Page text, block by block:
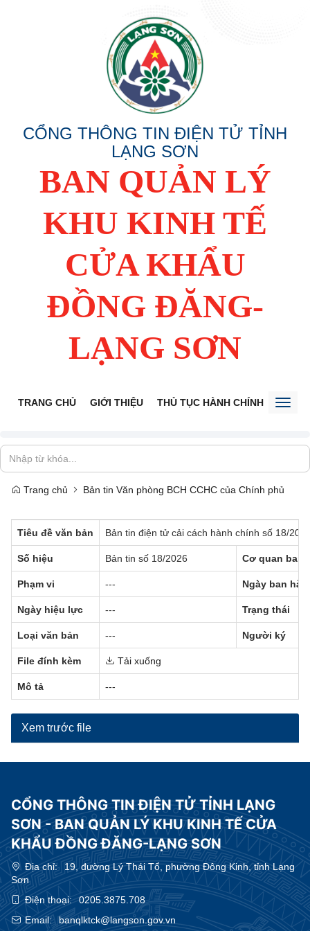
CỔNG THÔNG TIN ĐIỆN TỬ TỈNH
LẠNG SƠN
BAN QUẢN LÝ
KHU KINH TẾ
CỬA KHẨU
ĐỒNG ĐĂNG-
LẠNG SƠN
TRANG CHỦ GIỚI THIỆU THỦ TỤC HÀNH CHÍNH TIẾP
Trang chủ Bản tin Văn phòng BCH CCHC của Chính phủ
Tiêu đề văn bản Bản tin điện tử cải cách hành chính số 18/
Số hiệu Bản tin số 18/2026 Cơ quan ban
Phạm vi --- Ngày ban
Ngày hiệu lực --- Trạng thái
Loại văn bản --- Người ký
File đính kèm Tải xuống
Mô tả ---
Xem trước file
CỔNG THÔNG TIN ĐIỆN TỬ TỈNH LẠNG
SƠN - BAN QUẢN LÝ KHU KINH TẾ CỬA
KHẨU ĐỒNG ĐĂNG-LẠNG SƠN
Địa chỉ:
19, đường Lý Thái Tổ, phường Đông Kinh, tỉnh Lạng
Sơn
Điện thoại:
0205.3875.708
Email:
banqlktck@langson.gov.vn